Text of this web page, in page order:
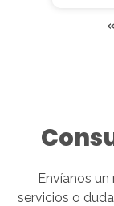
Envíanos un
servicios o